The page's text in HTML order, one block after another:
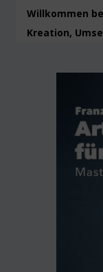
Willkommen
Kreation,